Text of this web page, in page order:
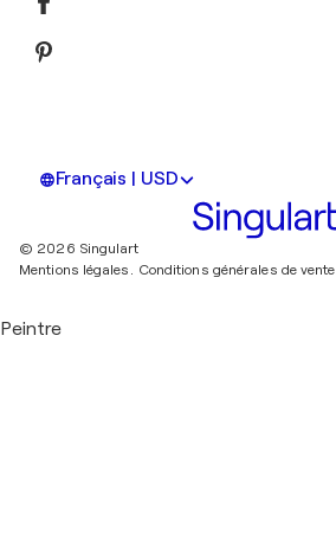
Français | USD
© 2026 Singulart
Mentions légales. Conditions générales de vente
Peintre